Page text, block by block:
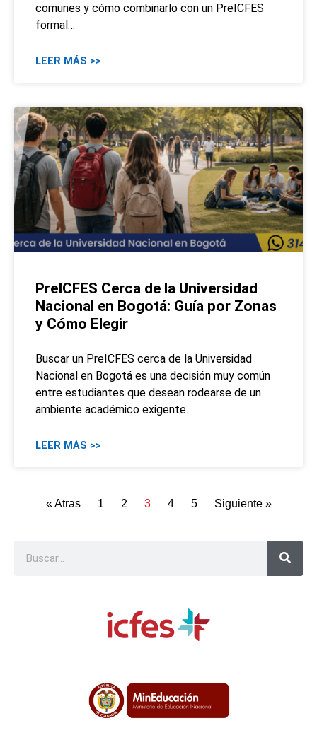
comunes y cómo combinarlo con un PreICFES
formal…
LEER MÁS >>
PreICFES Cerca de la Universidad
Nacional en Bogotá: Guía por Zonas
y Cómo Elegir
Buscar un PreICFES cerca de la Universidad
Nacional en Bogotá es una decisión muy común
entre estudiantes que desean rodearse de un
ambiente académico exigente…
LEER MÁS >>
« Atras 1 2 3 4 5 Siguiente »